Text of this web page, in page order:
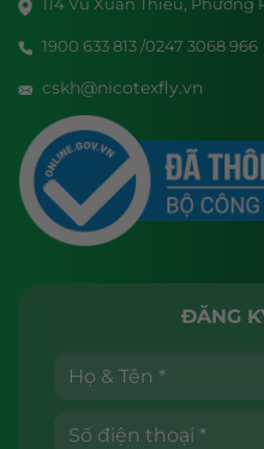
114 Vũ Xuân Thiều, Phường
1900 633 813 /0247 3068 966
cskh@nicotexfly.vn
ĐĂNG